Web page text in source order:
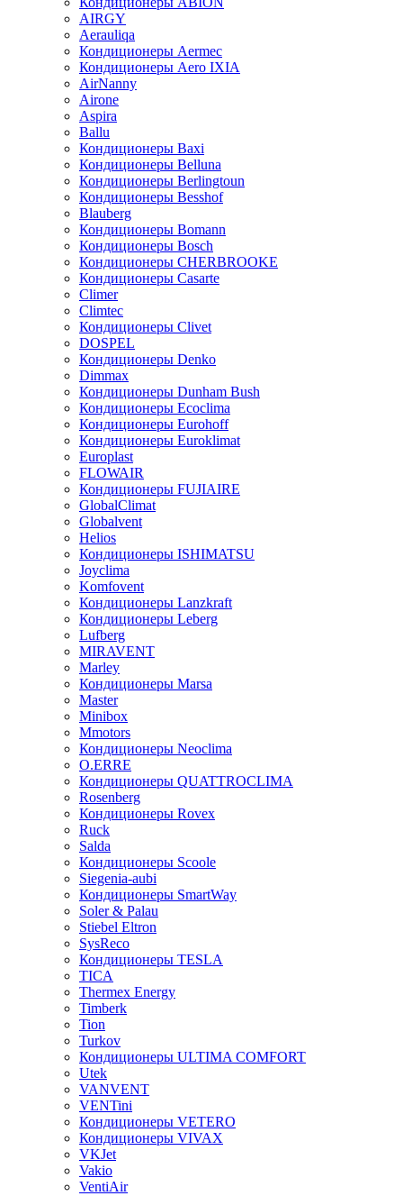
AIRGY
Aerauliqa
Кондиционеры Aermec
Кондиционеры Aero IXIA
AirNanny
Airone
Aspira
Ballu
Кондиционеры Baxi
Кондиционеры Belluna
Кондиционеры Berlingtoun
Кондиционеры Besshof
Blauberg
Кондиционеры Bomann
Кондиционеры Bosch
Кондиционеры CHERBROOKE
Кондиционеры Casarte
Climer
Climtec
Кондиционеры Clivet
DOSPEL
Кондиционеры Denko
Dimmax
Кондиционеры Dunham Bush
Кондиционеры Ecoclima
Кондиционеры Eurohoff
Кондиционеры Euroklimat
Europlast
FLOWAIR
Кондиционеры FUJIAIRE
GlobalClimat
Globalvent
Helios
Кондиционеры ISHIMATSU
Joyclima
Komfovent
Кондиционеры Lanzkraft
Кондиционеры Leberg
Lufberg
MIRAVENT
Marley
Кондиционеры Marsa
Master
Minibox
Mmotors
Кондиционеры Neoclima
O.ERRE
Кондиционеры QUATTROCLIMA
Rosenberg
Кондиционеры Rovex
Ruck
Salda
Кондиционеры Scoole
Siegenia-aubi
Кондиционеры SmartWay
Soler & Palau
Stiebel Eltron
SysReco
Кондиционеры TESLA
TICA
Thermex Energy
Timberk
Tion
Turkov
Кондиционеры ULTIMA COMFORT
Utek
VANVENT
VENTini
Кондиционеры VETERO
Кондиционеры VIVAX
VKJet
Vakio
VentiAir